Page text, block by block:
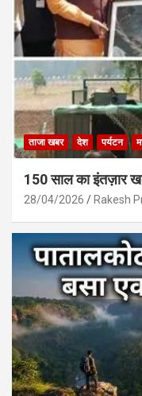
ताजा खबर देश पर्यटन
150 साल का इंतज़ार
28/04/2026 Rakesh